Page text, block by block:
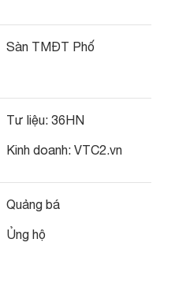
Sàn TMĐT Phố
Tư liệu: 36HN
Kinh doanh: VTC2.vn
Quảng bá
Ủng hộ